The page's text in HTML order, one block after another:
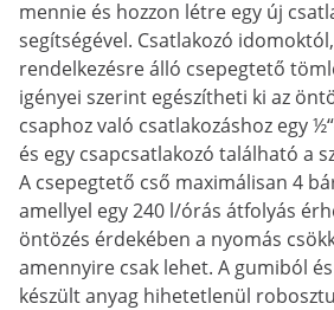
mennie és hozzon létre egy új
segítségével. Csatlakozó
rendelkezésre álló csepegtető
igényei szerint egészítheti ki az
csaphoz való csatlakozáshoz egy
és egy csapcsatlakozó található a
A csepegtető cső maximálisan 4
amellyel egy 240 l/órás átfolyás
öntözés érdekében a nyomás
amennyire csak lehet. A gumiból
készült anyag hihetetlenül